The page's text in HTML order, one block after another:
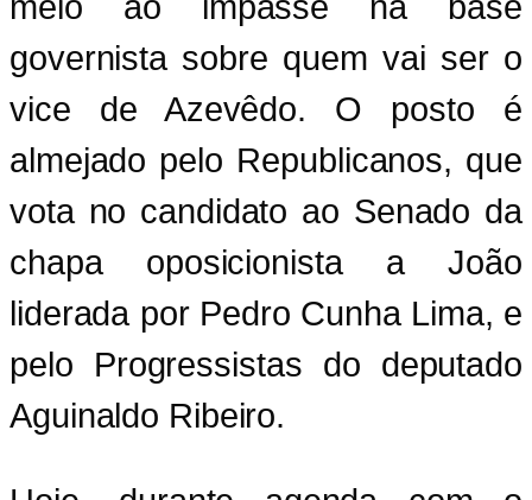
governista sobre quem vai ser o
vice de Azevêdo. O posto é
almejado pelo Republicanos, que
vota no candidato ao Senado da
chapa oposicionista a João
liderada por Pedro Cunha Lima, e
pelo Progressistas do deputado
Aguinaldo Ribeiro.